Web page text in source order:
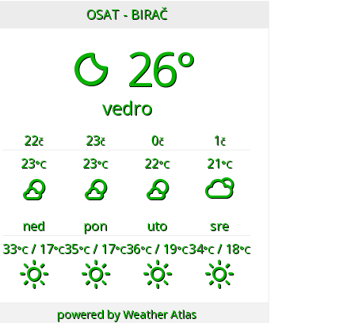
OSAT - BIRAČ
26°
vedro
22č 23č 0č 1č
23°C 23°C 22°C 21°C
ned pon uto
sre
33°C/ 17°C35°C/ 17°C36°C/ 19°C34°C/ 18°C
powered byWeather Atlas